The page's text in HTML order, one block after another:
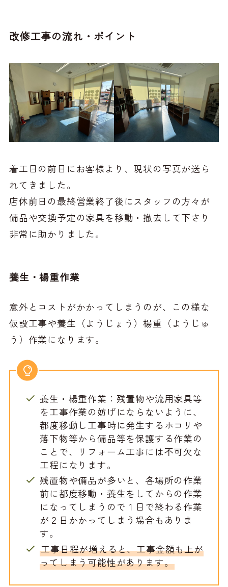
改修工事の流れ・ポイント
着工日の前日にお客様より、現状の写真が送ら
れてきました。
店休前日の最終営業終了後にスタッフの方々が
備品や交換予定の家具を移動・撤去して下さり
非常に助かりました。
養生・楊重作業
意外とコストがかかってしまうのが、この様な
仮設工事や養生（ようじょう）楊重（ようじゅ
う）作業になります。
養生・楊重作業：残置物や流用家具等
を工事作業の妨げにならないように、
都度移動し工事時に発生するホコリや
落下物等から備品等を保護する作業の
ことで、リフォーム工事には不可欠な
工程になります。
残置物や備品が多いと、各場所の作業
前に都度移動・養生をしてからの作業
になってしまうので１日で終わる作業
が２日かかってしまう場合もありま
す。
工事日程が増えると、工事金額も上が
ってしまう可能性があります。